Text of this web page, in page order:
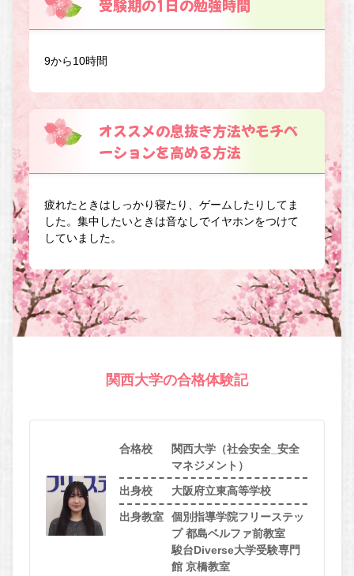
受験期の1日の勉強時間
9から10時間
オススメの息抜き方法やモチベ
ーションを高める方法
疲れたときはしっかり寝たり、ゲームしたりしてま
した。集中したいときは音なしでイヤホンをつけて
していました。
関西大学の合格体験記
合格校
関西大学（社会安全_安全
マネジメント）
出身校 大阪府立東高等学校
出身教室
個別指導学院フリーステッ
プ 都島ベルファ前教室
駿台Diverse大学受験専門
館 京橋教室